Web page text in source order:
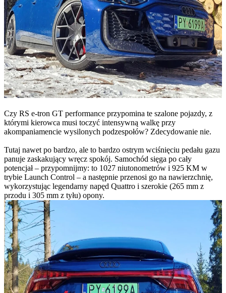
Czy RS e-tron GT performance przypomina te szalone pojazdy, z
którymi kierowca musi toczyć intensywną walkę przy
akompaniamencie wysilonych podzespołów? Zdecydowanie nie.
Tutaj nawet po bardzo, ale to bardzo ostrym wciśnięciu pedału gazu
panuje zaskakujący wręcz spokój. Samochód sięga po cały
potencjał – przypomnijmy: to 1027 niutonometrów i 925 KM w
trybie Launch Control – a następnie przenosi go na nawierzchnię,
wykorzystując legendarny napęd Quattro i szerokie (265 mm z
przodu i 305 mm z tyłu) opony.